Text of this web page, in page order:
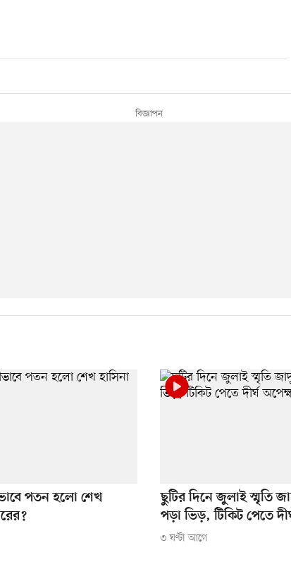
পতন হলো শেখ
ছুটির দিনে জুলাই স্মৃতি
পড়া ভিড়, টিকিট পেতে
৩ ঘণ্টা আগে